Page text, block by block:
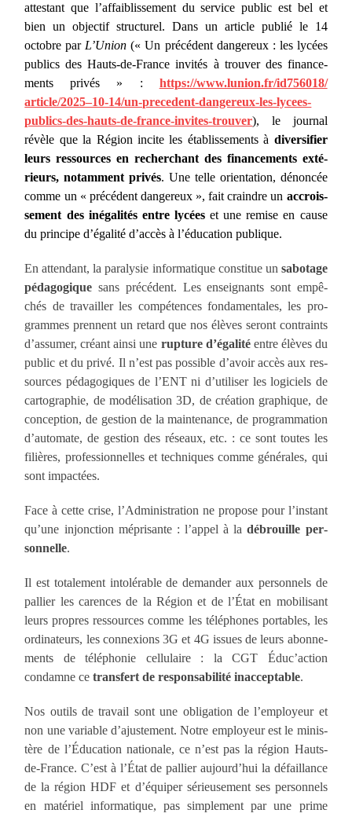
attes­tant que l’affaiblissement du ser­vice public est bel et
bien un objec­tif struc­tu­rel. Dans un article publié le 14
octobre parL’Union (« Un pré­cé­dent dan­ge­reux : les lycées
publics des Hauts-de-France invi­tés à trou­ver des finan­ce­
ments pri­vés » : https://www.lunion.fr/id756018/
article/2025–10-14/un-precedent-dangereux-les-lycees-
publics-des-hauts-de-france-invites-trouver), le jour­nal
révèle que la Région incite les éta­blis­se­ments à diver­si­fier
leurs res­sources en recher­chant des finan­ce­ments exté­
rieurs, notam­ment pri­vés. Une telle orien­ta­tion, dénon­cée
comme un « pré­cé­dent dan­ge­reux », fait craindre un accrois­
se­ment des inéga­li­tés entre lycéeset une remise en cause
du prin­cipe d’égalité d’accès à l’éduca­tion publique.
En atten­dant, la para­ly­sie infor­ma­tique consti­tue un sabo­tage
péda­go­giquesans précé­dent. Les ensei­gnants sont empê­
chés de tra­vailler les com­pé­tences fon­da­men­tales, les pro­
grammes prennent un retard que nos élèves seront contraints
d’assumer, créant ain­si une rup­ture d’égalitéentre élèves du
public et du pri­vé. Il n’est pas pos­sible d’avoir accès aux res­
sources péda­go­giques de l’ENT ni d’utiliser les logi­ciels de
car­to­gra­phie, de modé­li­sa­tion 3D, de créa­tion gra­phique, de
concep­tion, de ges­tion de la main­te­nance, de pro­gram­ma­tion
d’automate, de ges­tion des réseaux, etc. : ce sont toutes les
filières, pro­fes­sion­nelles et tech­niques comme géné­rales, qui
sont impactées.
Face à cette crise, l’Administration ne pro­pose pour l’instant
qu’une injonc­tion mépri­sante : l’appel à ladébrouille per­
son­nelle.
Il est tota­le­ment into­lé­rable de deman­der aux per­son­nels de
pal­lier les carences de la Ré­gion et de l’État en mobi­li­sant
leurs propres res­sources comme les télé­phones por­tables, les
ordi­nateurs, les connexions 3G et 4G issues de leurs abon­ne­
ments de télé­pho­nie cellu­laire : la CGT Éduc’action
condamne cetrans­fert de res­pon­sa­bi­li­té inac­cep­table.
Nos outils de tra­vail sont une obli­ga­tion de l’employeur et
non une variable d’ajustement. Notre em­ployeur est le minis­
tère de l’Éducation natio­nale, ce n’est pas la région Hauts-
de-France. C’est à l’État de pal­lier aujourd’hui la défaillance
de la région HDF et d’équiper sé­rieusement ses per­son­nels
en ma­tériel infor­ma­tique, pas sim­ple­ment par une prime